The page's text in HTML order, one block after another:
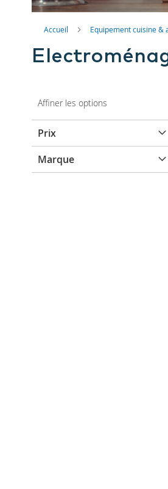
Accueil Equipement cuisine &
Affiner les options
Prix
Marque